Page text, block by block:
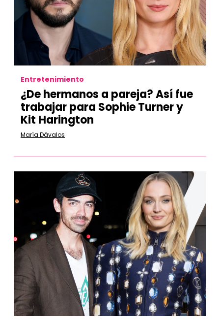
Entretenimiento
¿De hermanos a pareja? Así fue
trabajar para Sophie Turner y
Kit Harington
María Dávalos